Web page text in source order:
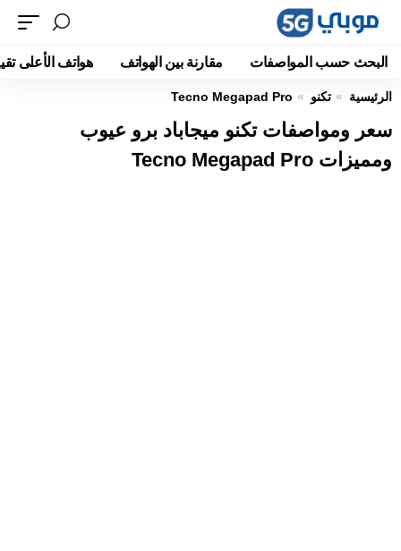
البحث حسب المواصفات مقارنة بين الهواتف هواتف الأعلى
الرئيسية تكنو Tecno Megapad Pro
سعر ومواصفات تكنو ميجاباد برو عيوب
ومميزات Tecno Megapad Pro